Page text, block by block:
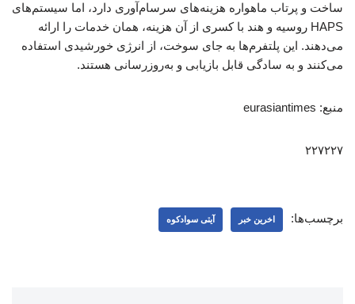
ساخت و پرتاب ماهواره هزینه‌های سرسام‌آوری دارد، اما سیستم‌های
HAPS روسیه و هند با کسری از آن هزینه، همان خدمات را ارائه
می‌دهند. این پلتفرم‌ها به جای سوخت، از انرژی خورشیدی استفاده
می‌کنند و به سادگی قابل بازیابی و به‌روزرسانی هستند.
منبع: eurasiantimes
۲۲۷۲۲۷
برچسب‌ها: اخرین خبر آیتی سوادکوه